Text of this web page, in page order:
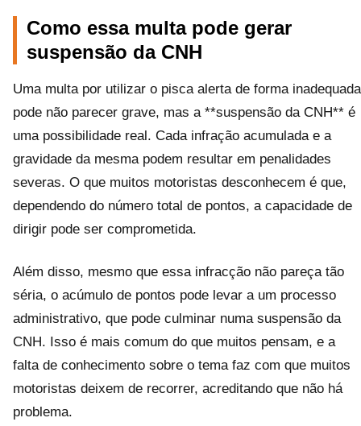
Como essa multa pode gerar
suspensão da CNH
Uma multa por utilizar o pisca alerta de forma inadequada
pode não parecer grave, mas a **suspensão da CNH** é
uma possibilidade real. Cada infração acumulada e a
gravidade da mesma podem resultar em penalidades
severas. O que muitos motoristas desconhecem é que,
dependendo do número total de pontos, a capacidade de
dirigir pode ser comprometida.
Além disso, mesmo que essa infracção não pareça tão
séria, o acúmulo de pontos pode levar a um processo
administrativo, que pode culminar numa suspensão da
CNH. Isso é mais comum do que muitos pensam, e a
falta de conhecimento sobre o tema faz com que muitos
motoristas deixem de recorrer, acreditando que não há
problema.